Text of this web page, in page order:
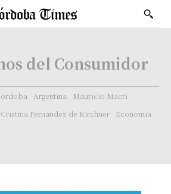
del Consumidor
Argentina
Mauricio Macri
Cristina Fernandez de Kirchner
Economía